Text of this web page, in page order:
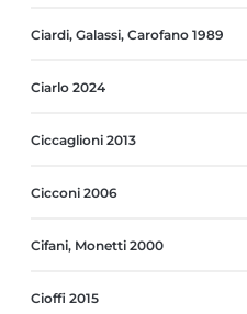
Ciardi, Galassi, Carofano 1989
Ciarlo 2024
Ciccaglioni 2013
Cicconi 2006
Cifani, Monetti 2000
Cioffi 2015